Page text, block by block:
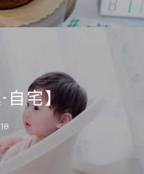
自宅】